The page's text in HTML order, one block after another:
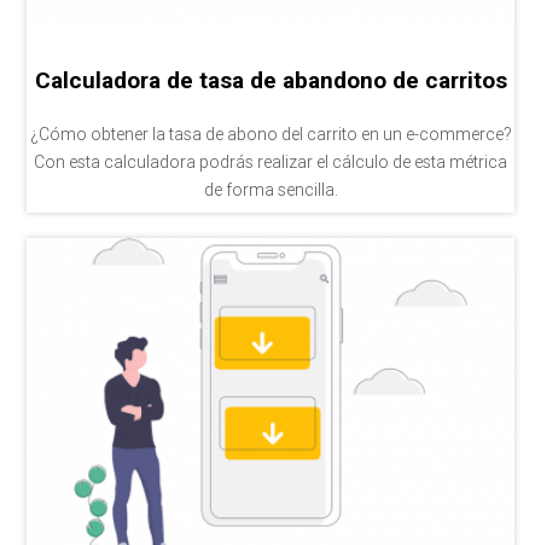
Calculadora de tasa de abandono de carritos
¿Cómo obtener la tasa de abono del carrito en un e-commerce?
Con esta calculadora podrás realizar el cálculo de esta métrica
de forma sencilla.